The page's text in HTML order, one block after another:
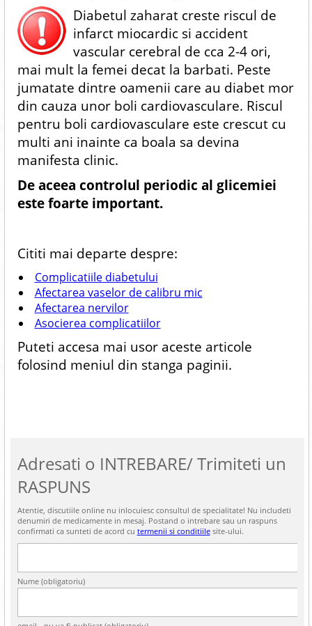
Diabetul zaharat creste riscul de
infarct miocardic si accident
vascular cerebral de cca 2-4 ori,
mai mult la femei decat la barbati. Peste
jumatate dintre oamenii care au diabet mor
din cauza unor boli cardiovasculare. Riscul
pentru boli cardiovasculare este crescut cu
multi ani inainte ca boala sa devina
manifesta clinic.
De aceea controlul periodic al glicemiei
este foarte important.
Cititi mai departe despre:
Complicatiile diabetului
Afectarea vaselor de calibru mic
Afectarea nervilor
Asocierea complicatiilor
Puteti accesa mai usor aceste articole
folosind meniul din stanga paginii.
Adresati o INTREBARE/ Trimiteti un
RASPUNS
Atentie, discutiile online nu inlocuiesc consultul de specialitate! Nu includeti
denumiri de medicamente in mesaj. Postand o intrebare sau un raspuns
confirmati ca sunteti de acord cu termenii si conditiilesite-ului.
Nume (obligatoriu)